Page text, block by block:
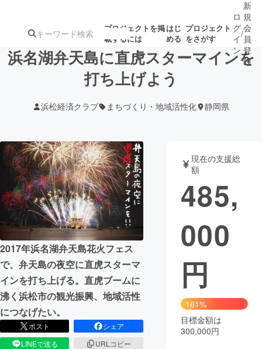
プロジェクトを掲
載するには
はじ
める
プロジェクト
をさがす
注目のリ
ターン
注目の新着プロ
ジェクト
募集終了が近いプ
ロジェクト
されます
アート・写真 音楽
テクノロジー・ガジェット ゲーム・サ
映像・映画
ビジネス・起業
まちづくり・地域活性化
CAMPFIRE for Social Good CAMPFIRE Creation
CAMPFIREふるさと納税
コミュニティ
ロ
グ
イ
ン
/
新
規
会
員
登
録
浜名湖弁天島に直虎スターマインを
打ち上げよう
浜松経済クラブ まちづくり・地域活性化 静岡県
2017年浜名湖弁天島花火フェス
で、弁天島の夜空に直虎スターマ
インを打ち上げる。直虎ブームに
沸く浜松市の観光振興、地域活性
につなげたい。
ポスト
シェア
LINEで送る
URLコピー
現在の支援総
額
485,
000
円
161%
目標金額は
300,000円